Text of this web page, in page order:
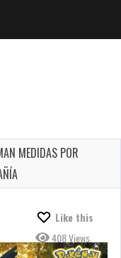
MEDIDAS POR
Like this
408 Views